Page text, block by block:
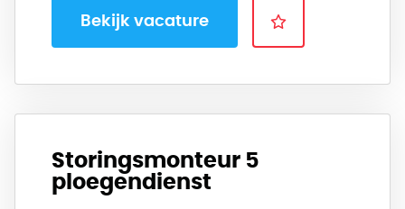
Bekijk vacature
Storingsmonteur 5
ploegendienst